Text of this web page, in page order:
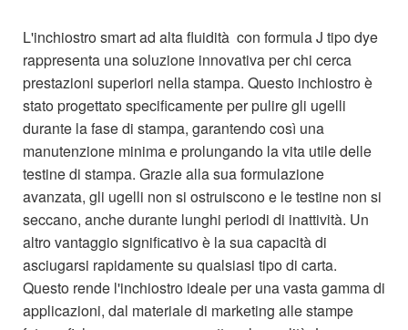
L'inchiostro smart ad alta fluidità con formula J tipo dye
rappresenta una soluzione innovativa per chi cerca
prestazioni superiori nella stampa. Questo inchiostro è
stato progettato specificamente per pulire gli ugelli
durante la fase di stampa, garantendo così una
manutenzione minima e prolungando la vita utile delle
testine di stampa. Grazie alla sua formulazione
avanzata, gli ugelli non si ostruiscono e le testine non si
seccano, anche durante lunghi periodi di inattività. Un
altro vantaggio significativo è la sua capacità di
asciugarsi rapidamente su qualsiasi tipo di carta.
Questo rende l'inchiostro ideale per una vasta gamma di
applicazioni, dal materiale di marketing alle stampe